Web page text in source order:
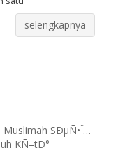
selengkapnya
Muslimah SÐµÑ•Ï…
KÑ–tÐ°